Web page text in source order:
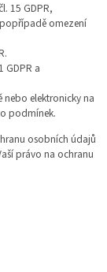
15 GDPR,
omezení
a
elektronicky na
podmínek.
osobních údajů
právo na ochranu